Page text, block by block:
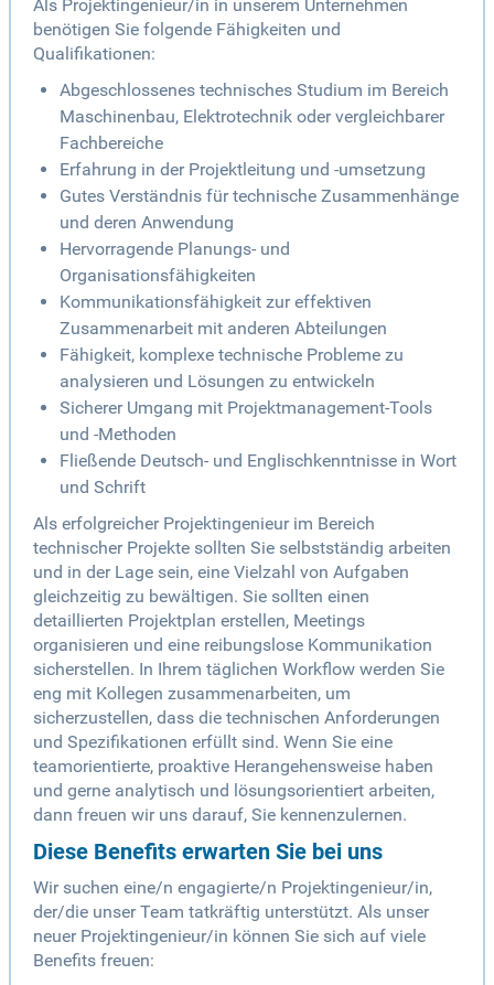
Als Projektingenieur/in in unserem Unternehmen
benötigen Sie folgende Fähigkeiten und
Qualifikationen:
Abgeschlossenes technisches Studium im Bereich
Maschinenbau, Elektrotechnik oder vergleichbarer
Fachbereiche
Erfahrung in der Projektleitung und -umsetzung
Gutes Verständnis für technische Zusammenhänge
und deren Anwendung
Hervorragende Planungs- und
Organisationsfähigkeiten
Kommunikationsfähigkeit zur effektiven
Zusammenarbeit mit anderen Abteilungen
Fähigkeit, komplexe technische Probleme zu
analysieren und Lösungen zu entwickeln
Sicherer Umgang mit Projektmanagement-Tools
und -Methoden
Fließende Deutsch- und Englischkenntnisse in Wort
und Schrift
Als erfolgreicher Projektingenieur im Bereich
technischer Projekte sollten Sie selbstständig arbeiten
und in der Lage sein, eine Vielzahl von Aufgaben
gleichzeitig zu bewältigen. Sie sollten einen
detaillierten Projektplan erstellen, Meetings
organisieren und eine reibungslose Kommunikation
sicherstellen. In Ihrem täglichen Workflow werden Sie
eng mit Kollegen zusammenarbeiten, um
sicherzustellen, dass die technischen Anforderungen
und Spezifikationen erfüllt sind. Wenn Sie eine
teamorientierte, proaktive Herangehensweise haben
und gerne analytisch und lösungsorientiert arbeiten,
dann freuen wir uns darauf, Sie kennenzulernen.
Diese Benefits erwarten Sie bei uns
Wir suchen eine/n engagierte/n Projektingenieur/in,
der/die unser Team tatkräftig unterstützt. Als unser
neuer Projektingenieur/in können Sie sich auf viele
Benefits freuen: